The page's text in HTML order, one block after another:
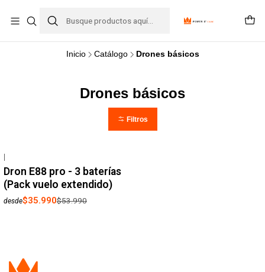
Inicio Catálogo Drones básicos
Drones básicos
Filtros
|
Dron E88 pro - 3 baterías
(Pack vuelo extendido)
desde$35.990$53.990